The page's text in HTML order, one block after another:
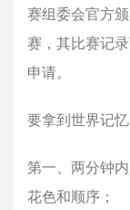
赛组委会官方
赛，其比赛记
申请。
要拿到世界记
第一、两分钟
花色和顺序；